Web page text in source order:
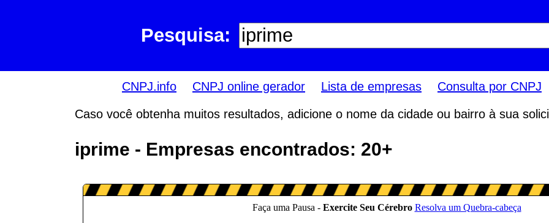
Pesquisa:
CNPJ.info CNPJ online gerador Lista de empresas Consulta por CNPJ
Caso você obtenha muitos resultados, adicione o nome da cidade ou bairro à sua
iprime - Empresas encontrados: 20+